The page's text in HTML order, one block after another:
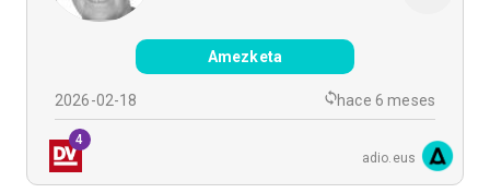
Amezketa
2026-02-18 hace 6 meses
4
adio.eus